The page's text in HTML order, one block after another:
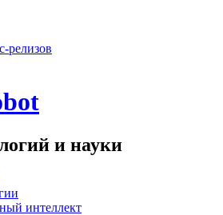
релизов
и науки
интеллект